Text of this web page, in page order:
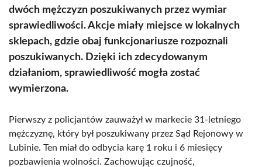
dwóch mężczyzn poszukiwanych przez wymiar
sprawiedliwości. Akcje miały miejsce w lokalnych
sklepach, gdzie obaj funkcjonariusze rozpoznali
poszukiwanych. Dzięki ich zdecydowanym
działaniom, sprawiedliwość mogła zostać
wymierzona.
Pierwszy z policjantów zauważył w markecie 31-letniego
mężczyznę, który był poszukiwany przez Sąd Rejonowy w
Lubinie. Ten miał do odbycia karę 1 roku i 6 miesięcy
pozbawienia wolności. Zachowując czujność,